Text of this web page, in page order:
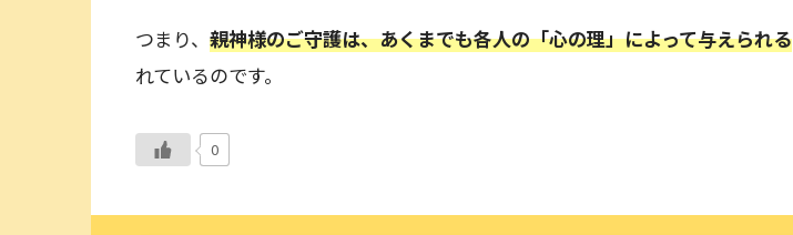
つまり、 親神様のご守護は、あくまでも各人の「心の理」によって与えられる
れているのです。
0